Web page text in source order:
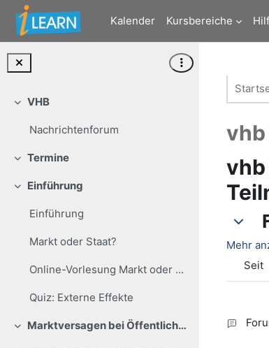
Zum Hauptinhalt
Kalender
Kursbereiche
Einklappen
VHB
Nachrichtenforum
Einklappen
Termine
Einklappen
Einführung
Einführung
Markt oder Staat?
Online-Vorlesung Markt oder Staat
Quiz: Externe Effekte
Einklappen Marktversagen bei Öffentlichen Gütern
vhb
Filter
Filter
Mehr
Seit